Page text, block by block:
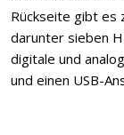
Rückseite gibt es
darunter sieben
digitale und
und einen USB-